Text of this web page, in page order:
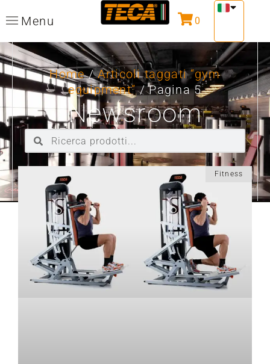
Menu 0
Home/Articoli taggati “gym
equipment”/ Pagina 5
Newsroom
Fitness